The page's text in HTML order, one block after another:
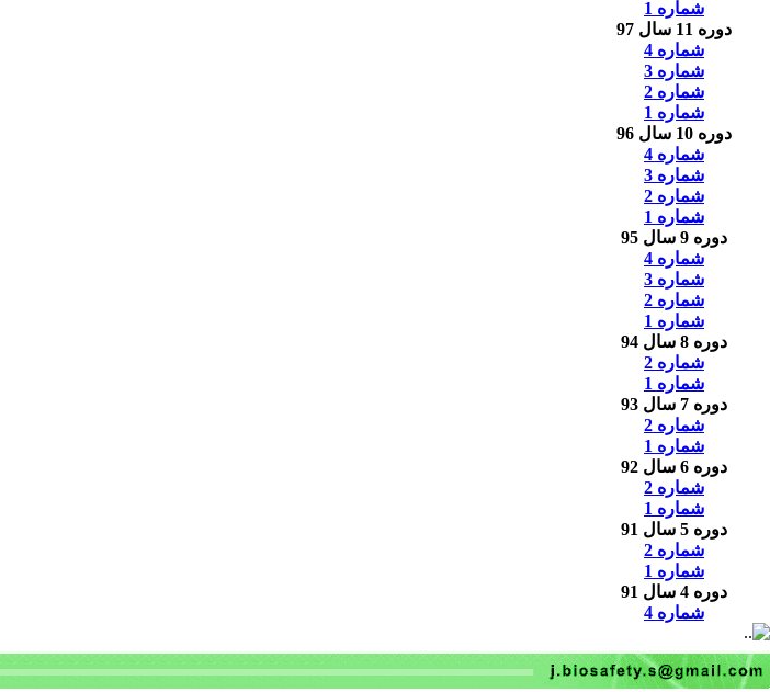
شماره 1
دوره 11 سال 97
شماره 4
شماره 3
شماره 2
شماره 1
دوره 10 سال 96
شماره 4
شماره 3
شماره 2
شماره 1
دوره 9 سال 95
شماره 4
شماره 3
شماره 2
شماره 1
دوره 8 سال 94
شماره 2
شماره 1
دوره 7 سال 93
شماره 2
شماره 1
دوره 6 سال 92
شماره 2
شماره 1
دوره 5 سال 91
شماره 2
شماره 1
دوره 4 سال 91
شماره 4